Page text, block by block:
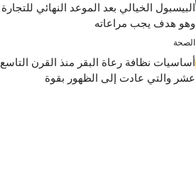
البيسبول الخيالي بعد الموعد النهائي للتجارة
وهو هدف يجب مراعاته
الصحة
أساسيات نظافة رعاة البقر منذ القرن التاسع
عشر والتي عادت إلى الظهور بقوة